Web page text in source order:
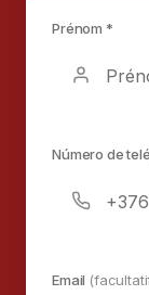
Prénom *
Número de
Email